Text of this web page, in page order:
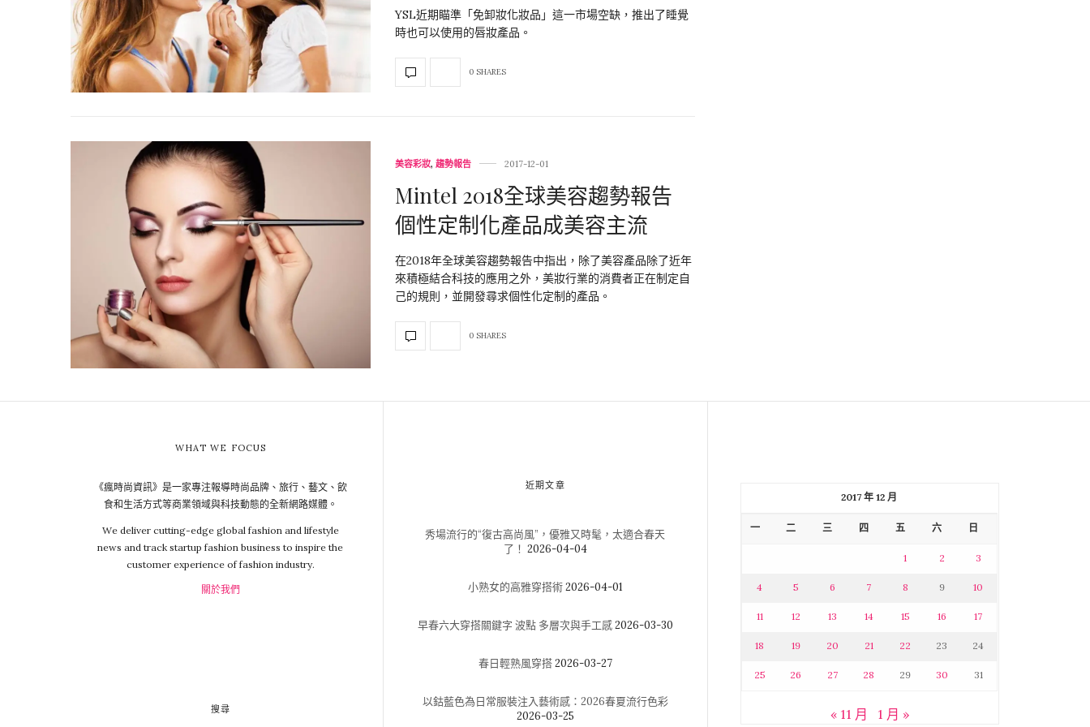
YSL近期瞄準「免卸妝化妝品」這一市場空缺，推出了睡覺
時也可以使用的唇妝產品。
0 SHARES
美容彩妝, 趨勢報告 2017-12-01
Mintel 2018全球美容趨勢報告
個性定制化產品成美容主流
在2018年全球美容趨勢報告中指出，除了美容產品除了近年
來積極結合科技的應用之外，美妝行業的消費者正在制定自
己的規則，並開發尋求個性化定制的產品。
0 SHARES
WHAT WE FOCUS
《瘋時尚資訊》是一家專注報導時尚品牌、旅行、藝文、飲
食和生活方式等商業領域與科技動態的全新網路媒體。
We deliver cutting-edge global fashion and lifestyle
news and track startup fashion business to inspire the
customer experience of fashion industry.
關於我們
搜尋
近期文章
秀場流行的“復古高尚風”，優雅又時髦，太適合春天
了！ 2026-04-04
小熟女的高雅穿搭術2026-04-01
早春六大穿搭關鍵字 波點 多層次與手工感2026-03-30
春日輕熟風穿搭2026-03-27
以鈷藍色為日常服裝注入藝術感：2026春夏流行色彩
2026-03-25
2017 年 12 月
一 二 三 四 五 六 日
1 2 3
4 5 6 7 8 9 10
11 12 13 14 15 16 17
18 19 20 21 22 23 24
25 26 27 28 29 30 31
« 11 月 1 月 »